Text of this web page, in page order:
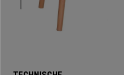
Dit is een uitzonderlijk bureau: